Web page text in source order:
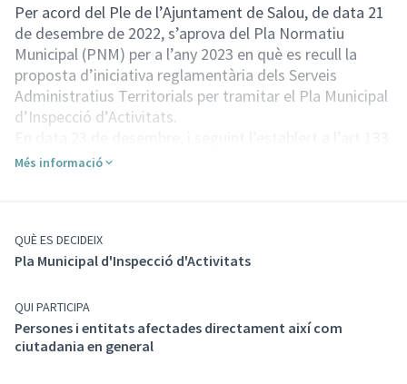
Per acord del Ple de l’Ajuntament de Salou, de data 21
de desembre de 2022, s’aprova del Pla Normatiu
Municipal (PNM) per a l’any 2023 en què es recull la
proposta d’iniciativa reglamentària dels Serveis
Administratius Territorials per tramitar el Pla Municipal
d’Inspecció d’Activitats.
de la Llei 39/2015, de 1 d’octubre, del Procediment
El procés participatiu consta de diferents fases:
Fase 1: Consulta pública prèvia en què es podran
qüestionari següent:
1.- Antecedents de la norma o disposició
administrativa de caràcter general:
Més informació
QUÈ ES DECIDEIX
Pla Municipal d'Inspecció d'Activitats
QUI PARTICIPA
Persones i entitats afectades directament així com
ciutadania en general